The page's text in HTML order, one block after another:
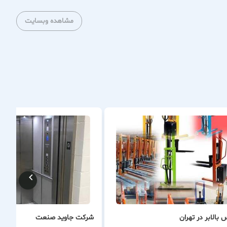
مشاهده وبسایت
بالابر در تهران شرکت جاوید صنعت